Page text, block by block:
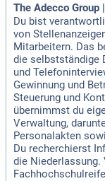
The Adecco Group
Du bist
von
Mitarbeitern. Das
die selbstständige
und
Gewinnung und
Steuerung und
übernimmst du
Verwaltung,
Personalakten
Du recherchierst
die